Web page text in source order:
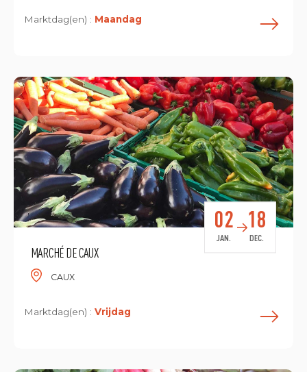
Marktdag(en) : Maandag
MARCHÉ DE CAUX
CAUX
02
JAN.
18
DEC.
Marktdag(en) : Vrijdag